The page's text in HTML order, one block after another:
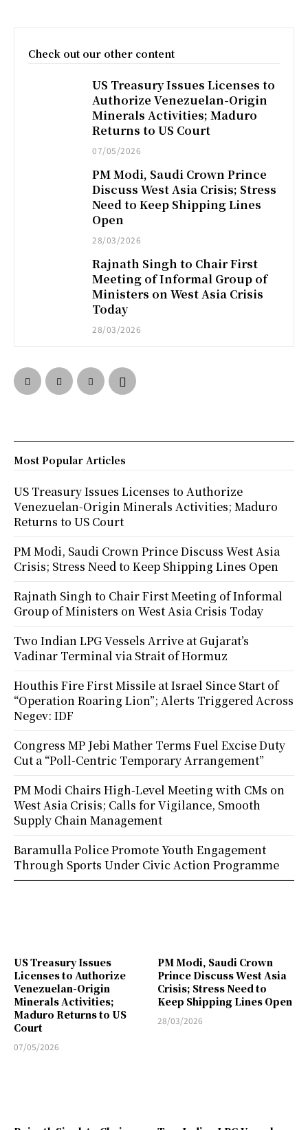
Check out our other content
US Treasury Issues Licenses to
Authorize Venezuelan-Origin
Minerals Activities; Maduro
Returns to US Court
07/05/2026
PM Modi, Saudi Crown Prince
Discuss West Asia Crisis; Stress
Need to Keep Shipping Lines
Open
28/03/2026
Rajnath Singh to Chair First
Meeting of Informal Group of
Ministers on West Asia Crisis
Today
28/03/2026
US Treasury Issues
Licenses to Authorize
Venezuelan-Origin
Minerals Activities;
Maduro Returns to US
Court
07/05/2026
PM Modi, Saudi Crown
Prince Discuss West Asia
Crisis; Stress Need to
Keep Shipping Lines Open
28/03/2026
Most Popular Articles
US Treasury Issues Licenses to Authorize
Venezuelan-Origin Minerals Activities; Maduro
Returns to US Court
PM Modi, Saudi Crown Prince Discuss West Asia
Crisis; Stress Need to Keep Shipping Lines Open
Rajnath Singh to Chair First Meeting of Informal
Group of Ministers on West Asia Crisis Today
Two Indian LPG Vessels Arrive at Gujarat’s
Vadinar Terminal via Strait of Hormuz
Houthis Fire First Missile at Israel Since Start of
“Operation Roaring Lion”; Alerts Triggered Across
Negev: IDF
Congress MP Jebi Mather Terms Fuel Excise Duty
Cut a “Poll-Centric Temporary Arrangement”
PM Modi Chairs High-Level Meeting with CMs on
West Asia Crisis; Calls for Vigilance, Smooth
Supply Chain Management
Baramulla Police Promote Youth Engagement
Through Sports Under Civic Action Programme